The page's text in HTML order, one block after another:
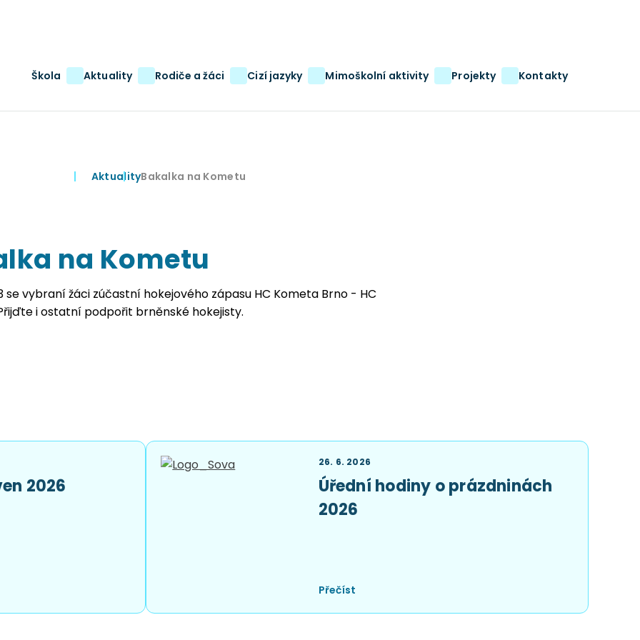
Main
navigation
Škola Aktuality Rodiče a žáci Cizí jazyky Mimoškolní aktivity Projekty Kontakty
AktualityBakalka na Kometu
na Kometu
se vybraní žáci zúčastní hokejového zápasu HC Kometa Brno - HC
i ostatní podpořit brněnské hokejisty.
2026
26. 6. 2026
Úřední hodiny o prázdninách
2026
Přečíst